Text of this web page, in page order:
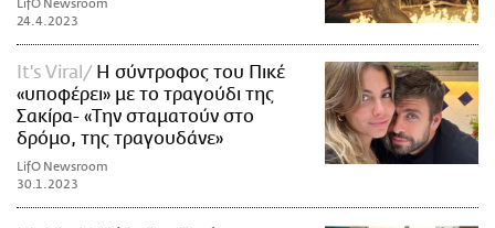
LifO Newsroom
24.4.2023
It's Viral
Η σύντροφος του Πικέ
«υποφέρει» με το τραγούδι της
Σακίρα- «Την σταματούν στο
δρόμο, της τραγουδάνε»
LifO Newsroom
30.1.2023